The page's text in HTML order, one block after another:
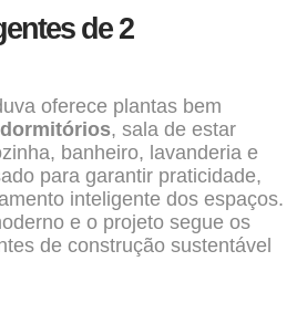
de 2
oferece plantas bem
, sala de estar
banheiro, lavanderia e
para garantir praticidade,
inteligente dos espaços.
e o projeto segue os
de construção sustentável